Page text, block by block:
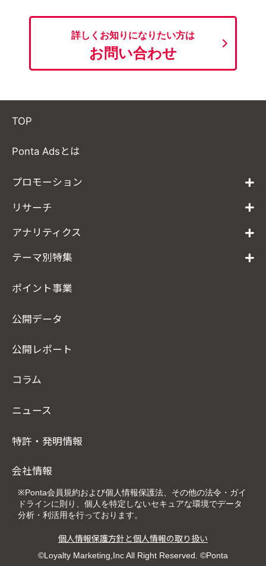
詳しくお知りになりたい方は
お問い合わせ
TOP
Ponta Adsとは
プロモーション
リサーチ
アナリティクス
テーマ別特集
ポイント事業
公開データ
公開レポート
コラム
ニュース
特許・発明情報
会社情報
※Ponta会員規約および個人情報保護法、その他の法令・ガイ
ドラインに則り、個人を特定しないセキュアな環境でデータ
分析・利活用を行っております。
個人情報保護方針と個人情報の取り扱い
©Loyalty Marketing,Inc All Right Reserved. ©Ponta